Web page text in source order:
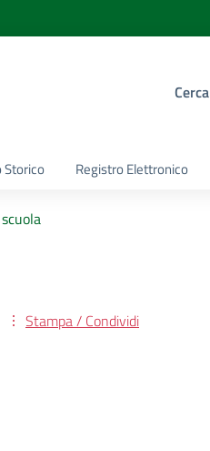
Cerca
Storico Registro Elettronico
Stampa / Condividi